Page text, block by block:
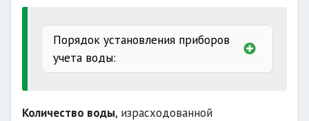
оплаты
ответственности
Порядок установления приборов
учета воды:
Количество воды, израсходованной